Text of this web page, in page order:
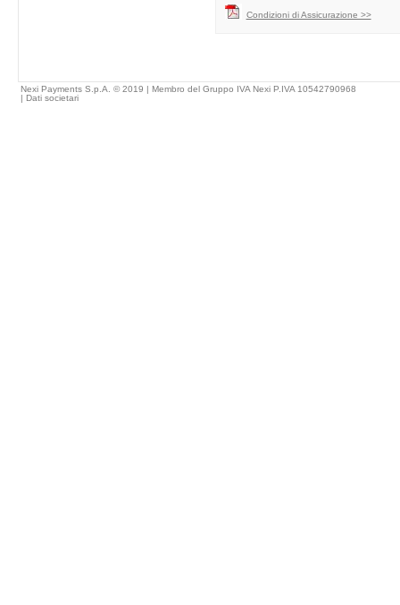
Condizioni di Assicurazione >>
Nexi Payments S.p.A. © 2019 | Membro del Gruppo IVA Nexi P.IVA 10542790968
| Dati societari